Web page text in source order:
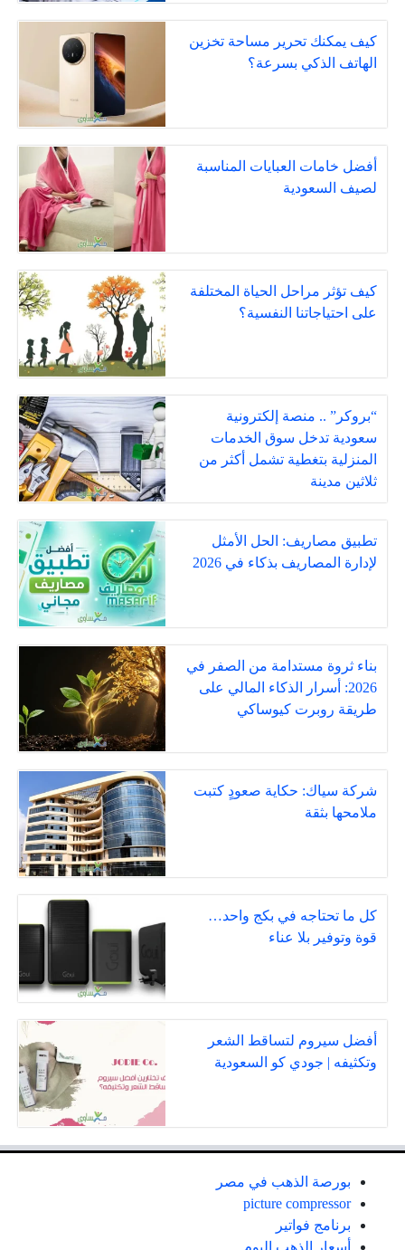
كيف يمكنك تحرير مساحة تخزين
الهاتف الذكي بسرعة؟
أفضل خامات العبايات المناسبة
لصيف السعودية
كيف تؤثر مراحل الحياة المختلفة
على احتياجاتنا النفسية؟
“بروكر” .. منصة إلكترونية
سعودية تدخل سوق الخدمات
المنزلية بتغطية تشمل أكثر من
ثلاثين مدينة
تطبيق مصاريف: الحل الأمثل
لإدارة المصاريف بذكاء في 2026
بناء ثروة مستدامة من الصفر في
2026: أسرار الذكاء المالي على
طريقة روبرت كيوساكي
شركة سياك: حكاية صعودٍ كتبت
ملامحها بثقة
كل ما تحتاجه في بكج واحد…
قوة وتوفير بلا عناء
أفضل سيروم لتساقط الشعر
وتكثيفه | جودي كو السعودية
بورصة الذهب في مصر
picture compressor
برنامج فواتير
أسعار الذهب اليوم